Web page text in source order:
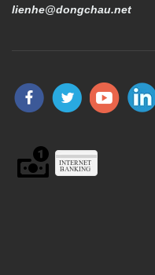
lienhe@dongchau.net